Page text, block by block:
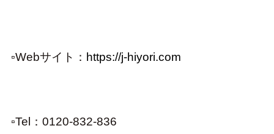
▫︎Webサイト： https://j-hiyori.com
▫︎Tel：0120-832-836